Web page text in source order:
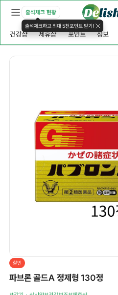
출석체크 현황
출석체크하고 최대 5천포인트 받기!
건강샵 제휴샵 포인트 정보
할인
파브론 골드A 정제형 130정